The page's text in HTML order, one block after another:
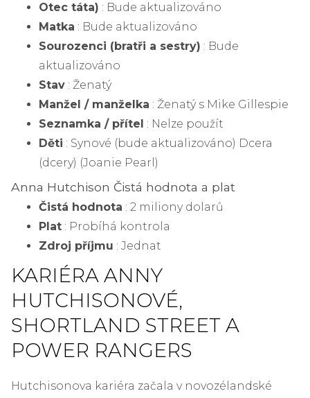
Otec táta) : Bude aktualizováno
Matka : Bude aktualizováno
Sourozenci (bratři a sestry) : Bude
aktualizováno
Stav : Ženatý
Manžel / manželka : Ženatý s Mike Gillespie
Seznamka / přítel : Nelze použít
Děti : Synové (bude aktualizováno) Dcera
(dcery) (Joanie Pearl)
Anna Hutchison Čistá hodnota a plat
Čistá hodnota : 2 miliony dolarů
Plat : Probíhá kontrola
Zdroj příjmu : Jednat
KARIÉRA ANNY
HUTCHISONOVÉ,
SHORTLAND STREET A
POWER RANGERS
Hutchisonova kariéra začala v novozélandské